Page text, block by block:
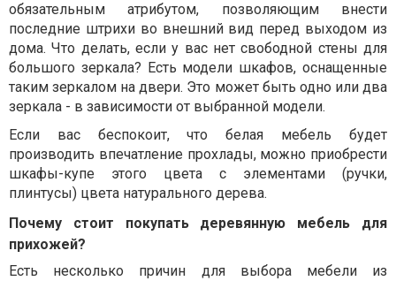
обязательным атрибутом, позволяющим внести
последние штрихи во внешний вид перед выходом из
дома. Что делать, если у вас нет свободной стены для
большого зеркала? Есть модели шкафов, оснащенные
таким зеркалом на двери. Это может быть одно или два
зеркала - в зависимости от выбранной модели.
Если вас беспокоит, что белая мебель будет
производить впечатление прохлады, можно приобрести
шкафы-купе этого цвета с элементами (ручки,
плинтусы) цвета натурального дерева.
Почему стоит покупать деревянную мебель для
прихожей?
Есть несколько причин для выбора мебели из